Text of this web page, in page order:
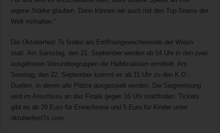
eigene Stärke glauben. Dann können wir auch mit den Top-Teams der
Welt mithalten.“
Die Oktoberfest 7s finden am Eröffnungswochenende der Wiesn
statt. Am Samstag, den 21. September werden ab 14 Uhr in den zwei
ausgelosten Vorrundengruppen die Halbfinalisten ermittelt. Am
Sonntag, den 22. September kommt es ab 11 Uhr zu den K.O.-
Duellen, in denen alle Plätze ausgespielt werden. Die Siegerehrung
wird im Anschluss an das Finale gegen 16 Uhr stattfinden. Tickets
gibt es ab 29 Euro für Erwachsene und 5 Euro für Kinder unter
oktoberfest7s.com.